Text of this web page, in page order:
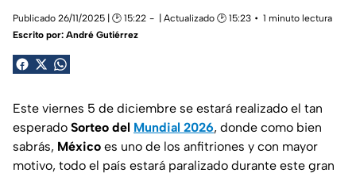
Publicado 26/11/2025 | 🕑 15:22 | Actualizado 🕑 15:23
1 minuto lectura
Escrito por: André Gutiérrez
Este viernes 5 de diciembre se estará realizado el tan
esperado Sorteo del Mundial 2026, donde como bien
sabrás, México es uno de los anfitriones y con mayor
motivo, todo el país estará paralizado durante este gran